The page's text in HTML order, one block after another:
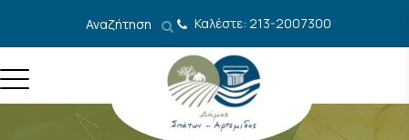
Αναζήτηση Καλέστε: 213-2007300